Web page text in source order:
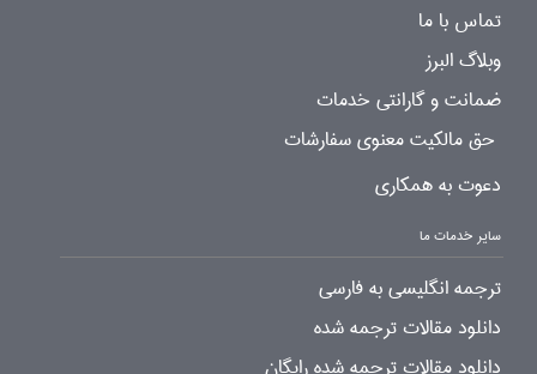
تماس با ما
وبلاگ البرز
ضمانت و گارانتی خدمات
حق مالکیت معنوی سفارشات
دعوت به همکاری
سایر خدمات ما
ترجمه انگلیسی به فارسی
دانلود مقالات ترجمه شده